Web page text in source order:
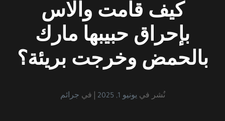
كيف قامت والاس
بإحراق حبيبها مارك
بالحمض وخرجت بريئة؟
نُشر فييونيو 1, 2025 في جرائم